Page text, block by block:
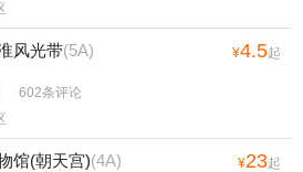
风光带(5A) ¥4.5起
602条评论
馆(朝天宫)(4A) ¥23起